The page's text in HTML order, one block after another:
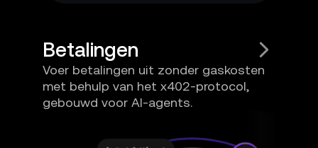
Betalingen
Voer betalingen uit zonder gaskosten
met behulp van het x402-protocol,
gebouwd voor AI-agents.